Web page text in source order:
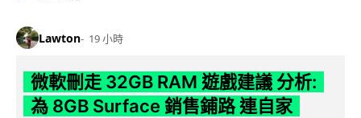
Lawton 19 小時
微軟刪走 32GB RAM 遊戲建議 分析:
為 8GB Surface 銷售鋪路 連自家